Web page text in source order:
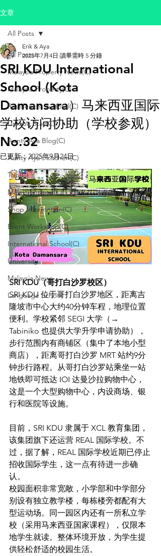
文章
All Posts
Malaysia Property News(C)
Malaysia Property(C)
Residences & Hotel(C)
Unique Stay(C)
Aunty Aya Blog(C)
Aunty Aya's kitchen(C)
Trip(C)
Malaysian food(C)
Shop Informetion(C)
Event Workshop(C)
International School(C)
University
Malaysia News
Language School
All Posts
SRI KDU International
School (Kota
Damansara）马来西亚国际
学校访问协助（学校参观）
No.32
Erik & Aya
2025年7月4日 讀畢需時 5 分鐘
已更新： 2025年9月24日
SRI KDU（哥打白沙罗校区）
SRI KDU 位于哥打白沙罗地区，距离吉
隆坡市中心大约40分钟车程，地理位置
便利。学校紧邻 SEGI 大学（→
Tabiniko 也提供大学升学申请协助），
步行范围内有商铺区（集中了本地小型
商店），距离哥打白沙罗 MRT 站约9分
钟步行路程。从哥打白沙罗站乘坐一站
地铁即可抵达 IOI 达曼沙拉购物中心，
这是一个大型购物中心，内设商场、银
行和医院等设施。
目前，SRI KDU 隶属于 XCL 教育集团，
该集团旗下还运营 REAL 国际学校。不
过，据了解，REAL 国际学校近期已停止
招收国际学生，这一点有待进一步确
认。
校园面积非常宽敞，小学部和中学部分
别设有独立教学楼，每栋楼旁都配有大
型运动场。同一园区内还有一所私立学
校（采用马来西亚国家课程），仅限本
地学生就读。整体环境开放，为学生提
供轻松舒适的校园生活。